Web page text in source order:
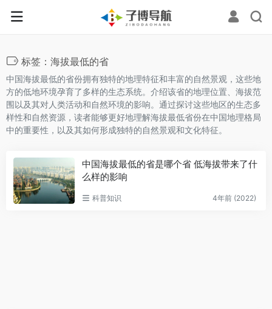
标签：海拔最低的省
中国海拔最低的省份拥有独特的地理特征和丰富的自然景观，这些地
方的低地环境孕育了多样的生态系统。介绍该省的地理位置、海拔范
围以及其对人类活动和自然环境的影响。通过探讨这些地区的生态多
样性和自然资源，读者能够更好地理解海拔最低省份在中国地理格局
中的重要性，以及其如何形成独特的自然景观和文化特征。
中国海拔最低的省是哪个省 低海拔带来了什
么样的影响
科普知识 4年前 (2022)